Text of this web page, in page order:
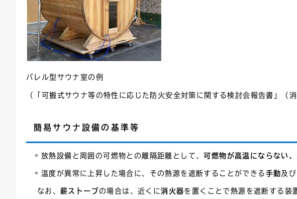
バレル型サウナ室の例
（「可搬式サウナ等の特性に応じた防火安全対策に関する検討会報告
簡易サウナ設備の基準等
放熱設備と周囲の可燃物との離隔距離として、可燃物が高温にならない、
温度が異常に上昇した場合に、その熱源を遮断することができる 手動及び
なお、 薪ストーブの場合は、近くに消火器を置くことで熱源を遮断する装